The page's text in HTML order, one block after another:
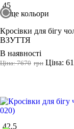
45
ще кольори
Кросівки для бігу
ВЗУТТЯ
В наявності
грн
Ціна: 7670
Ціна:
42.5